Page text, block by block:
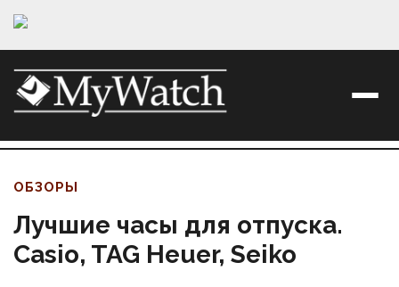
ОБЗОРЫ
Лучшие часы для отпуска.
Casio, TAG Heuer, Seiko